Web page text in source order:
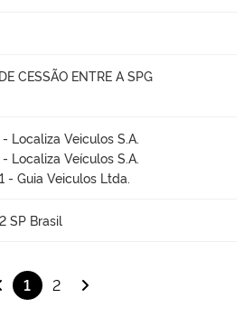
CESSÃO ENTRE A SPG
Localiza Veiculos S.A.
Localiza Veículos S.A.
- Guia Veiculos Ltda.
SP Brasil
1 2